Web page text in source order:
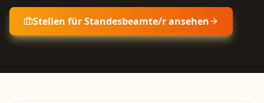
Stellen fürStandesbeamte/ransehen